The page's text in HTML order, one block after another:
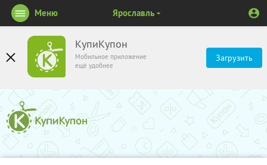
КупиКупон
Мобильное приложение
ещё удобнее
Загрузить
Меню Ярославль